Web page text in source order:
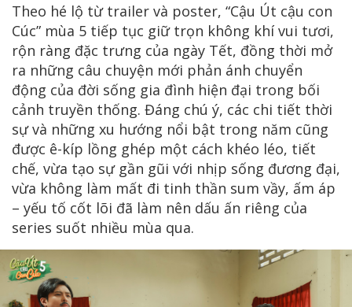
Theo hé lộ từ trailer và poster, “Cậu Út cậu con
Cúc” mùa 5 tiếp tục giữ trọn không khí vui tươi,
rộn ràng đặc trưng của ngày Tết, đồng thời mở
ra những câu chuyện mới phản ánh chuyển
động của đời sống gia đình hiện đại trong bối
cảnh truyền thống. Đáng chú ý, các chi tiết thời
sự và những xu hướng nổi bật trong năm cũng
được ê-kíp lồng ghép một cách khéo léo, tiết
chế, vừa tạo sự gần gũi với nhịp sống đương đại,
vừa không làm mất đi tinh thần sum vầy, ấm áp
– yếu tố cốt lõi đã làm nên dấu ấn riêng của
series suốt nhiều mùa qua.